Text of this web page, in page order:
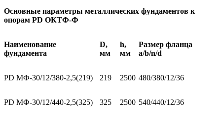
Основные параметры металлических фундаментов к
опорам PD ОКТФ-Ф
Наименование
фундамента
D,
мм
h,
мм
Размер фланца
а/b/n/d
PD МФ-30/12/380-2,5(219) 219 2500 480/380/12/36
PD МФ-30/12/440-2,5(325) 325 2500 540/440/12/36